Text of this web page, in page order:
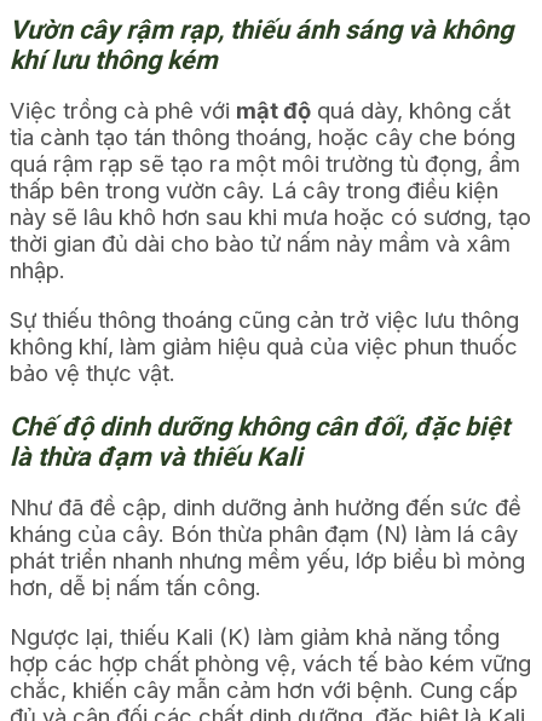
Vườn cây rậm rạp, thiếu ánh sáng và không
khí lưu thông kém
Việc trồng cà phê với mật độ quá dày, không cắt
tỉa cành tạo tán thông thoáng, hoặc cây che bóng
quá rậm rạp sẽ tạo ra một môi trường tù đọng, ẩm
thấp bên trong vườn cây. Lá cây trong điều kiện
này sẽ lâu khô hơn sau khi mưa hoặc có sương, tạo
thời gian đủ dài cho bào tử nấm nảy mầm và xâm
nhập.
Sự thiếu thông thoáng cũng cản trở việc lưu thông
không khí, làm giảm hiệu quả của việc phun thuốc
bảo vệ thực vật.
Chế độ dinh dưỡng không cân đối, đặc biệt
là thừa đạm và thiếu Kali
Như đã đề cập, dinh dưỡng ảnh hưởng đến sức đề
kháng của cây. Bón thừa phân đạm (N) làm lá cây
phát triển nhanh nhưng mềm yếu, lớp biểu bì mỏng
hơn, dễ bị nấm tấn công.
Ngược lại, thiếu Kali (K) làm giảm khả năng tổng
hợp các hợp chất phòng vệ, vách tế bào kém vững
chắc, khiến cây mẫn cảm hơn với bệnh. Cung cấp